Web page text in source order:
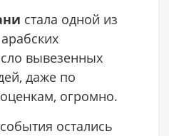
стала одной из
вывезенных
даже по
огромно.
остались